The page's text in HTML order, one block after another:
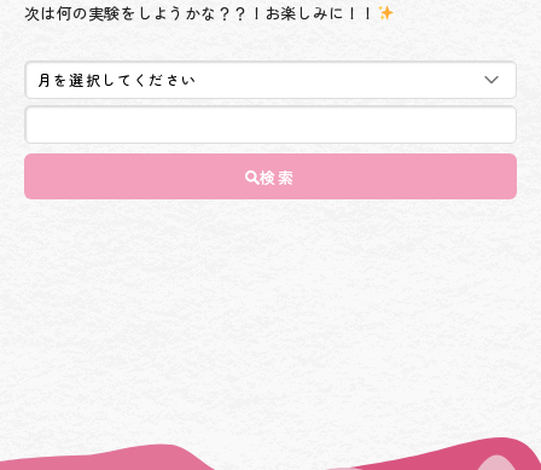
次は何の実験をしようかな？？！お楽しみに！！
検索